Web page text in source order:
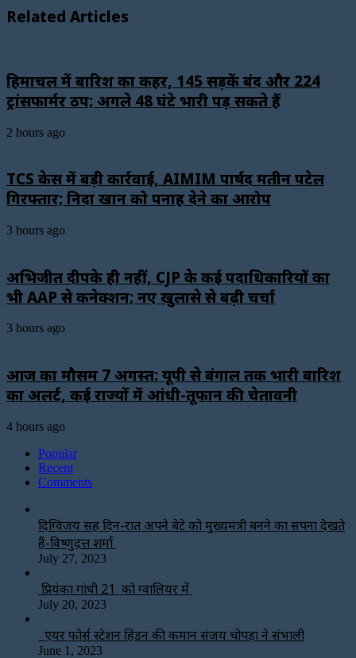
Related Articles
हिमाचल में बारिश का कहर, 145 सड़कें बंद और 224
ट्रांसफार्मर ठप; अगले 48 घंटे भारी पड़ सकते हैं
2 hours ago
TCS केस में बड़ी कार्रवाई, AIMIM पार्षद मतीन पटेल
गिरफ्तार; निदा खान को पनाह देने का आरोप
3 hours ago
अभिजीत दीपके ही नहीं, CJP के कई पदाधिकारियों का
भी AAP से कनेक्शन; नए खुलासे से बढ़ी चर्चा
3 hours ago
आज का मौसम 7 अगस्त: यूपी से बंगाल तक भारी बारिश
का अलर्ट, कई राज्यों में आंधी-तूफान की चेतावनी
4 hours ago
Popular
Recent
Comments
दिग्विजय सिंह दिन-रात अपने बेटे को मुख्यमंत्री बनने का सपना देखते
हैं-विष्णुदत्त शर्मा
July 27, 2023
प्रियंका गांधी 21 को ग्वालियर में
July 20, 2023
एयर फोर्स स्टेशन हिंडन की कमान संजय चोपड़ा ने संभाली
June 1, 2023